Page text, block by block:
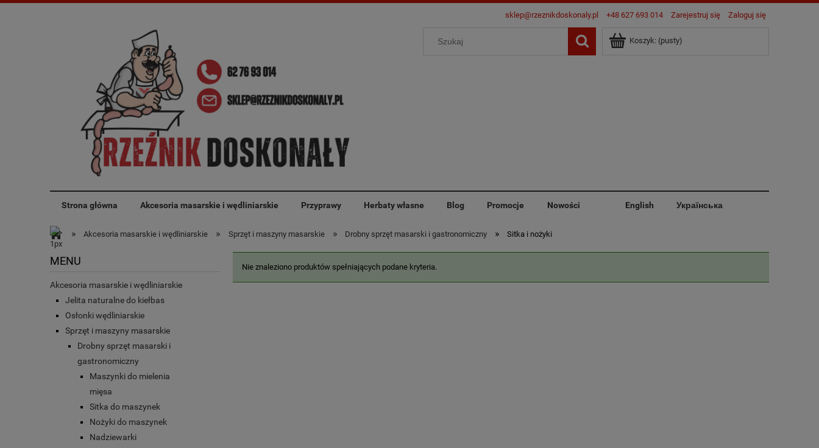
sklep@rzeznikdoskonaly.pl +48 627 693 014 Zarejestruj się Zaloguj się
Koszyk: (pusty)
Strona główna Akcesoria masarskie i wędliniarskie Przyprawy Herbaty własne Blog Promocje Nowości English Українська
» Akcesoria masarskie i wędliniarskie » Sprzęt i maszyny masarskie » Drobny sprzęt masarski i gastronomiczny » Sitka i nożyki
MENU
Akcesoria masarskie i wędliniarskie
Jelita naturalne do kiełbas
Osłonki wędliniarskie
Sprzęt i maszyny masarskie
Drobny sprzęt masarski i
gastronomiczny
Maszynki do mielenia
mięsa
Sitka do maszynek
Nożyki do maszynek
Nadziewarki
Nie znaleziono produktów spełniających podane kryteria.